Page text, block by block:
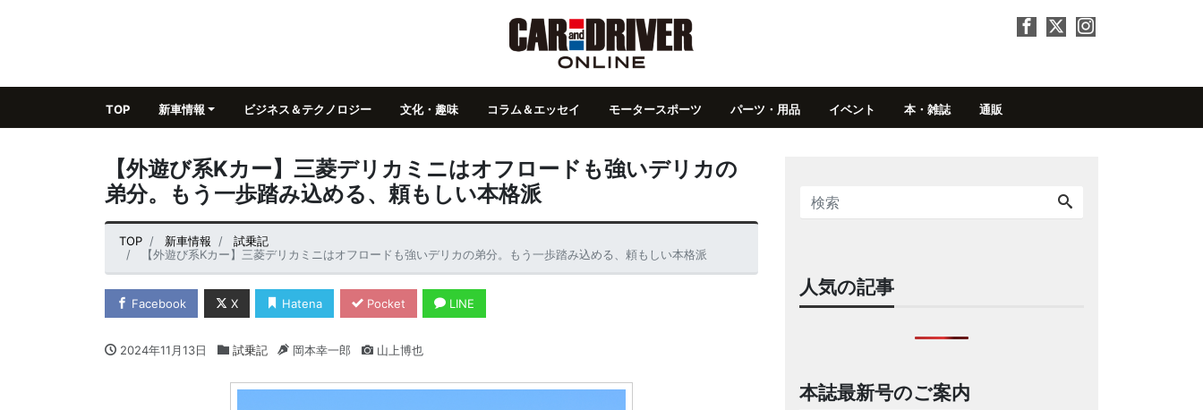
TOP 新車情報 ビジネス＆テクノロジー 文化・趣味 コラム＆エッセイ モータースポーツ パーツ・用品 イベント 本・雑誌 通販
【外遊び系Kカー】三菱デリカミニはオフロードも強いデリカの
弟分。もう一歩踏み込める、頼もしい本格派
TOP 新車情報
試乗記
【外遊び系Kカー】三菱デリカミニはオフロードも強いデリカの弟分。もう一歩踏み込める、頼もしい本格派
Facebook X Hatena Pocket LINE
2024年11月13日 試乗記 岡本幸一郎 山上博也
人気の記事
本誌最新号のご案内